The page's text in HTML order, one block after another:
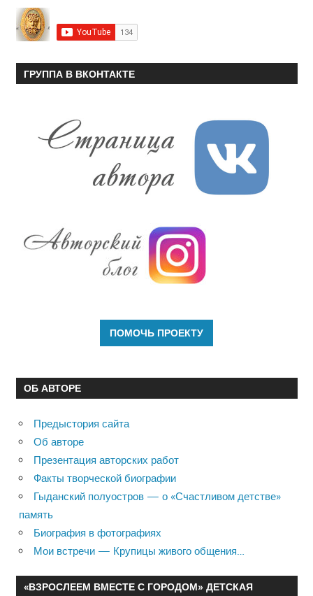
ГРУППА В ВКОНТАКТЕ
ОБ АВТОРЕ
Предыстория сайта
Об авторе
Презентация авторских работ
Факты творческой биографии
Гыданский полуостров — о «Счастливом детстве»
память
Биография в фотографиях
Мои встречи — Крупицы живого общения…
«ВЗРОСЛЕЕМ ВМЕСТЕ С ГОРОДОМ» ДЕТСКАЯ